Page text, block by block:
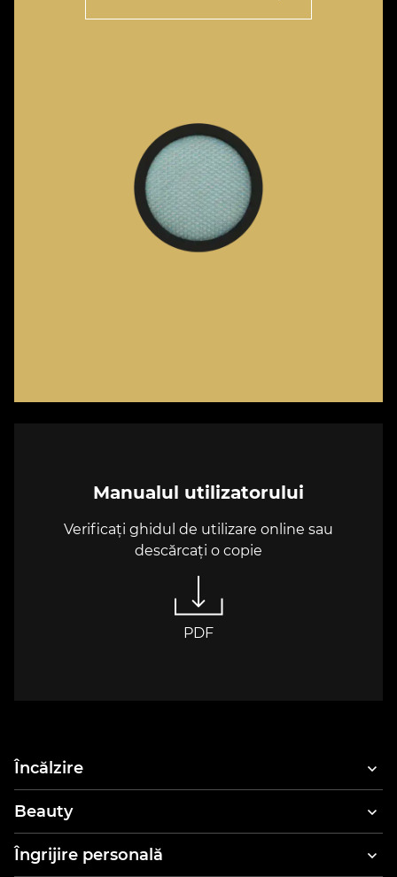
Manualul utilizatorului
Verificați ghidul de utilizare online sau
descărcați o copie
PDF
Încălzire
Beauty
Styler și uscător de păr
Îngrijire personală